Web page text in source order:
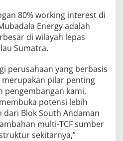
80% working interest di
Energy adalah
di wilayah lepas
Sumatra.
perusahaan yang berbasis
merupakan pilar penting
pengembangan kami,
potensi lebih
Blok South Andaman
multi-TCF sumber
sekitarnya,”